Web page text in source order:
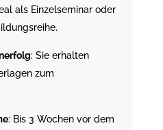
als Einzelseminar oder
: Sie erhalten
zum
: Bis 3 Wochen vor dem